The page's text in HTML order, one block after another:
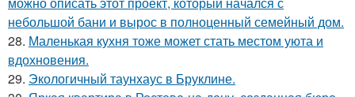
небольшой бани и вырос в полноценный семейный дом.
28. Маленькая кухня тоже может стать местом уюта и
вдохновения.
29. Экологичный таунхаус в Бруклине.